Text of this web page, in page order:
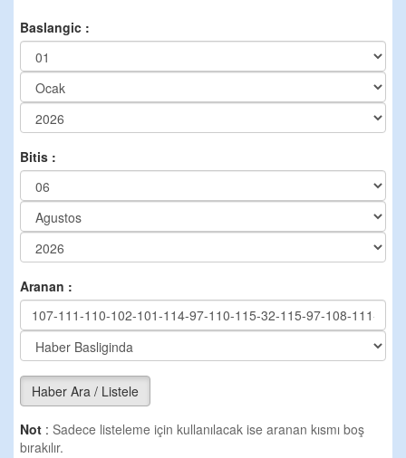
Baslangic :
Bitis :
Aranan :
Haber Ara / Listele
Not : Sadece listeleme için kullanılacak ise aranan kısmı boş
bırakılır.